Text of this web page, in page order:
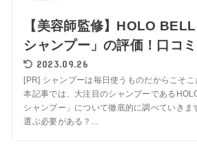
【美容師監修】HOLO
シャンプー」の評価！口コ
2023.09.26
[PR] シャンプーは毎日使うものだからこそこ
本記事では、大注目のシャンプーである
シャンプー」について徹底的に調べていきま
選ぶ必要がある？...